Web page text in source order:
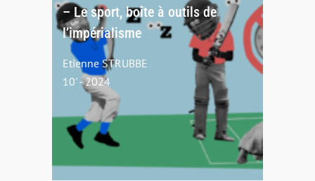
– Le sport, boîte à outils de
l’impérialisme
Etienne STRUBBE
10' - 2024